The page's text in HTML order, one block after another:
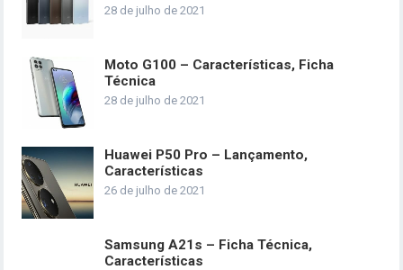
28 de julho de 2021
Moto G100 – Características, Ficha
Técnica
28 de julho de 2021
Huawei P50 Pro – Lançamento,
Características
26 de julho de 2021
Samsung A21s – Ficha Técnica,
Características